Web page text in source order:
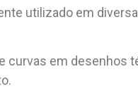
utilizado em
curvas em desenhos